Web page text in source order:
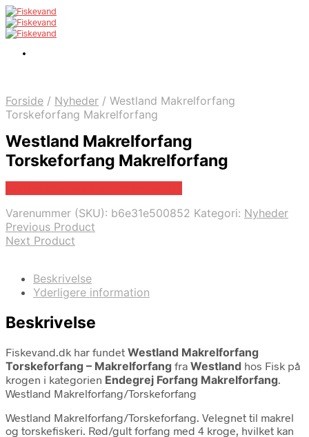
Forside / Nyheder / Westland Makrelforfang
Torskeforfang Makrelforfang
Westland Makrelforfang
Torskeforfang Makrelforfang
Varenummer (SKU): b6e31e500852 Kategori: Nyheder
Previous Product
Next Product
Beskrivelse
Yderligere information
Beskrivelse
Fiskevand.dk har fundet Westland Makrelforfang
Torskeforfang – Makrelforfang fra Westland hos Fisk på
krogen i kategorien Endegrej Forfang Makrelforfang.
Westland Makrelforfang/Torskeforfang
Westland Makrelforfang/Torskeforfang. Velegnet til makrel
og torskefiskeri. Rød/gult forfang med 4 kroge, hvilket kan